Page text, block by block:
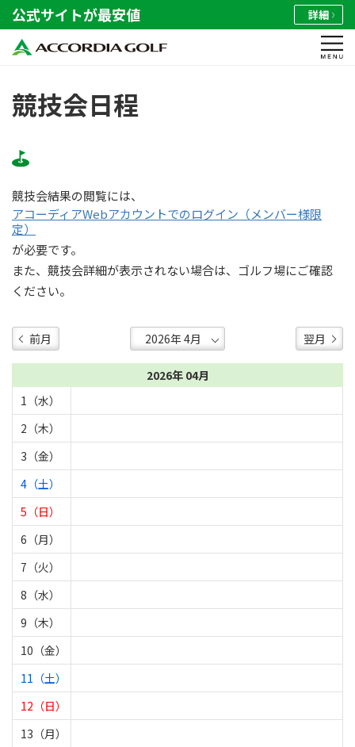
公式サイトが最安値 詳細
競技会日程
競技会結果の閲覧には、
アコーディアWebアカウントでのログイン（メンバー様限
定）
が必要です。
また、競技会詳細が表示されない場合は、ゴルフ場にご確認
ください。
前月 翌月
2026年 04月
1（水）
2（木）
3（金）
4（土）
5（日）
6（月）
7（火）
8（水）
9（木）
10（金）
11（土）
12（日）
13（月）